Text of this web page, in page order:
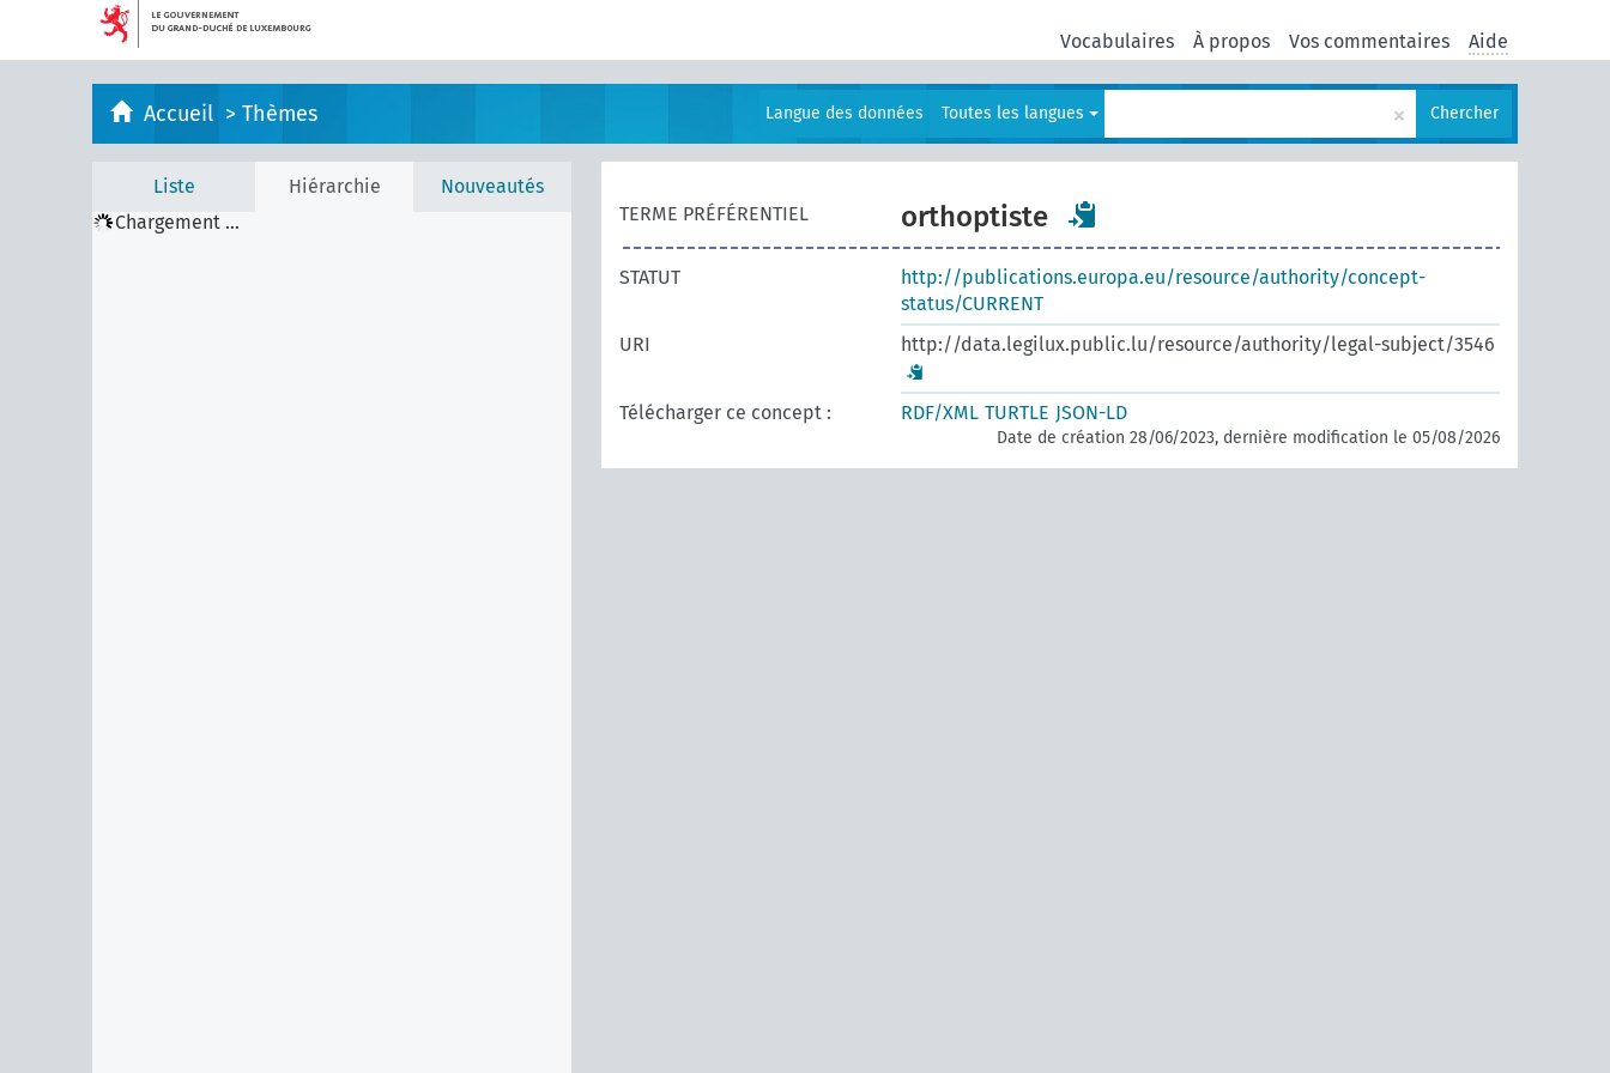
Vocabulaires À propos Vos commentaires Aide
Accueil > Thèmes Langue des données Toutes les langues × Chercher
Liste Hiérarchie
Nouveautés
Chargement ...
TERME PRÉFÉRENTIEL orthoptiste
STATUT
http://publications.europa.eu/resource/authority/concept-
status/CURRENT
URI
http://data.legilux.public.lu/resource/authority/legal-subject/3546
Télécharger ce concept : RDF/XML TURTLE JSON-LD
Date de création 28/06/2023, dernière modification le 05/08/2026